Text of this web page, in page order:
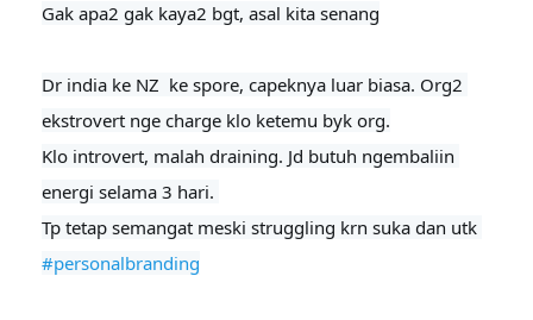
Gak apa2 gak kaya2 bgt, asal kita senang
Dr india ke NZ  ke spore, capeknya luar biasa. Org2
ekstrovert nge charge klo ketemu byk org.
Klo introvert, malah draining. Jd butuh ngembaliin
energi selama 3 hari.
#personalbranding